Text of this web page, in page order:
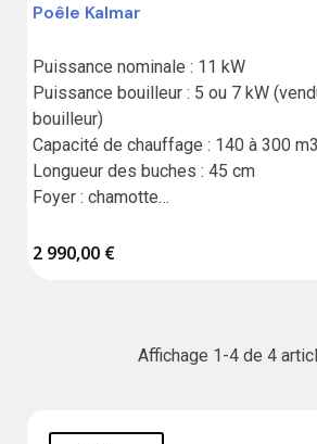
Poêle Kalmar
Puissance nominale : 11 kW
Puissance bouilleur : 5 ou 7 kW
bouilleur)
Capacité de chauffage : 140 à 300 m3
Longueur des buches : 45 cm
Foyer : chamotte
Poêle étanche / compatible BBC
2 990,00 €
Affichage 1-4 de 4